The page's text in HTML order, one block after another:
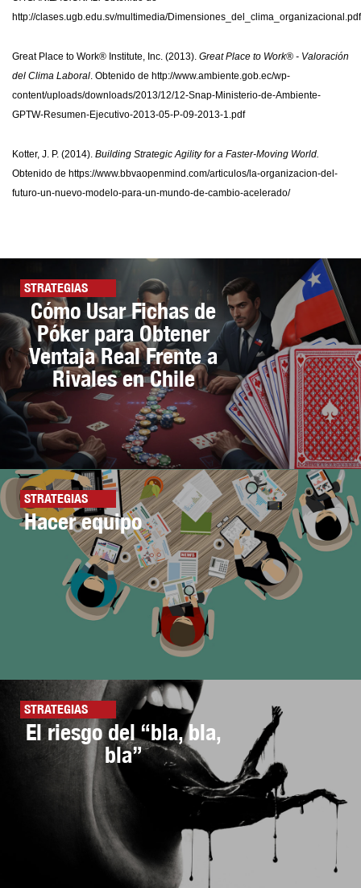
http://clases.ugb.edu.sv/multimedia/Dimensiones_del_clima_organizacional.pdf
Great Place to Work® Institute, Inc. (2013). Great Place to Work® - Valoración
del Clima Laboral. Obtenido de http://www.ambiente.gob.ec/wp-
content/uploads/downloads/2013/12/12-Snap-Ministerio-de-Ambiente-
GPTW-Resumen-Ejecutivo-2013-05-P-09-2013-1.pdf
Kotter, J. P. (2014). Building Strategic Agility for a Faster-Moving World.
Obtenido de https://www.bbvaopenmind.com/articulos/la-organizacion-del-
futuro-un-nuevo-modelo-para-un-mundo-de-cambio-acelerado/
STRATEGIAS
Cómo Usar Fichas de
Póker para Obtener
Ventaja Real Frente a
Rivales en Chile
STRATEGIAS
Hacer equipo
STRATEGIAS
El riesgo del “bla, bla,
bla”